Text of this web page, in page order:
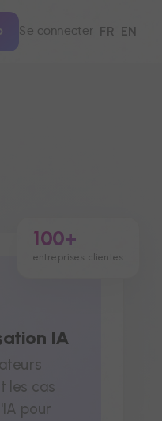
Se connecter FR EN
IA
les cas
pour
100+
entreprises clientes